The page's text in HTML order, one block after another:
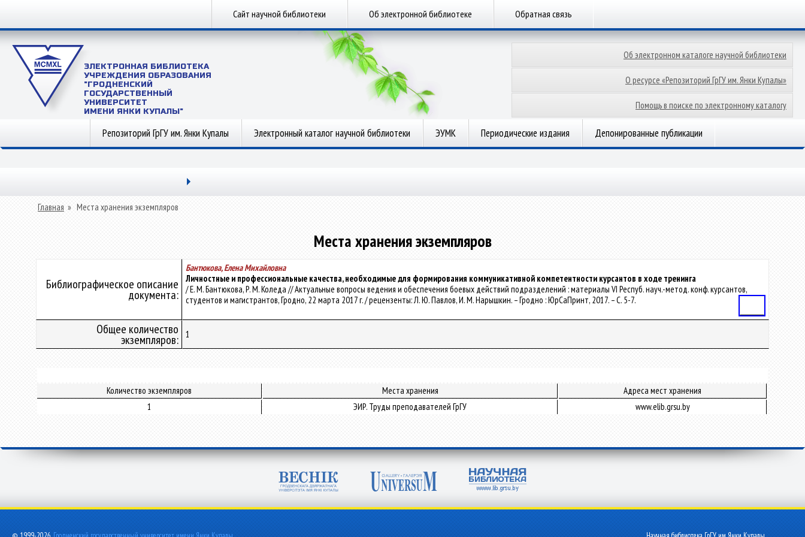
Сайт научной библиотеки Об электронной библиотеке Обратная связь
ЭЛЕКТРОННАЯ БИБЛИОТЕКА
УЧРЕЖДЕНИЯ ОБРАЗОВАНИЯ
"ГРОДНЕНСКИЙ
ГОСУДАРСТВЕННЫЙ
УНИВЕРСИТЕТ
ИМЕНИ ЯНКИ КУПАЛЫ"
Об электронном каталоге научной библиотеки
О ресурсе «Репозиторий ГрГУ им. Янки Купалы»
Помощь в поиске по электронному каталогу
Репозиторий ГрГУ им. Янки Купалы Электронный каталог научной библиотеки ЭУМК Периодические издания Депонированные публикации
Главная » Места хранения экземпляров
Места хранения экземпляров
Библиографическое описание
документа:
Бантюкова, Елена Михайловна
Личностные и профессиональные качества, необходимые для формирования коммуникативной компетентности курсантов в ходе тренинга
/ Е. М. Бантюкова, Р. М. Коледа // Актуальные вопросы ведения и обеспечения боевых действий подразделений : материалы VI Респуб. науч.-метод. конф. курсантов,
студентов и магистрантов, Гродно, 22 марта 2017 г. / рецензенты: Л. Ю. Павлов, И. М. Нарышкин. – Гродно : ЮрСаПринт, 2017. – С. 5-7.
Общее количество
экземпляров: 1
Количество экземпляров Места хранения
Адреса мест хранения
1
ЭИР. Труды преподавателей ГрГУ www.elib.grsu.by